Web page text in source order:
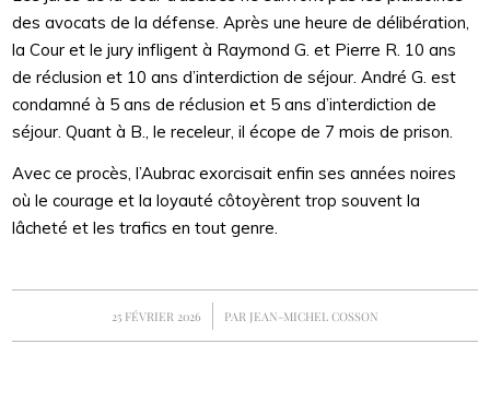
des avocats de la défense. Après une heure de délibération,
la Cour et le jury infligent à Raymond G. et Pierre R. 10 ans
de réclusion et 10 ans d’interdiction de séjour. André G. est
condamné à 5 ans de réclusion et 5 ans d’interdiction de
séjour. Quant à B., le receleur, il écope de 7 mois de prison.
Avec ce procès, l’Aubrac exorcisait enfin ses années noires
où le courage et la loyauté côtoyèrent trop souvent la
lâcheté et les trafics en tout genre.
25 FÉVRIER 2026
/ PAR JEAN-MICHEL COSSON